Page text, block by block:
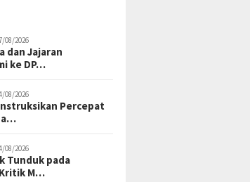
08/2026
dan Jajaran
ke DP…
08/2026
Percepat
08/2026
Tunduk pada
M…